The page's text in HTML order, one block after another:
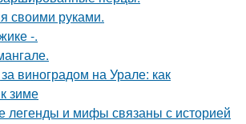
своими руками.
-.
виноградом на Урале: как
зиме
легенды и мифы связаны с историей